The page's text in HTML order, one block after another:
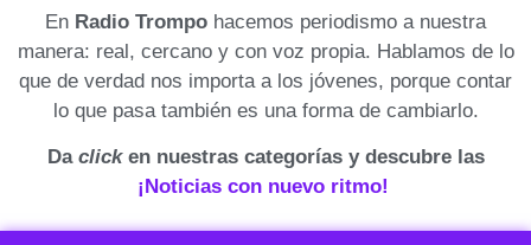
En Radio Trompo hacemos periodismo a nuestra
manera: real, cercano y con voz propia. Hablamos de lo
que de verdad nos importa a los jóvenes, porque contar
lo que pasa también es una forma de cambiarlo.
Da clicken nuestras categorías y descubre las
¡Noticias con nuevo ritmo!